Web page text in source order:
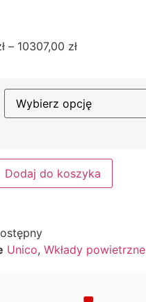
– 10307,00 zł
Dodaj do koszyka
Unico, Wkłady powietrzne